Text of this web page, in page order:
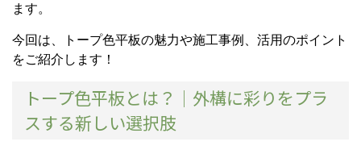
ます。
今回は、トープ色平板の魅力や施工事例、活用のポイント
をご紹介します！
トープ色平板とは？｜外構に彩りをプラ
スする新しい選択肢